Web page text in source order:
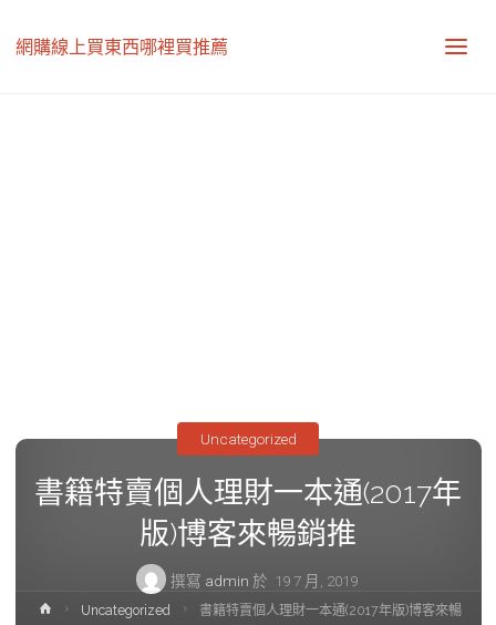
網購線上買東西哪裡買推薦
書籍特賣個人理財一本通(2017年
版)博客來暢銷推
撰寫 admin 於 19 7 月, 2019
Uncategorized
首
Uncategorized
書籍特賣個人理財一本通(2017年版)博客來暢